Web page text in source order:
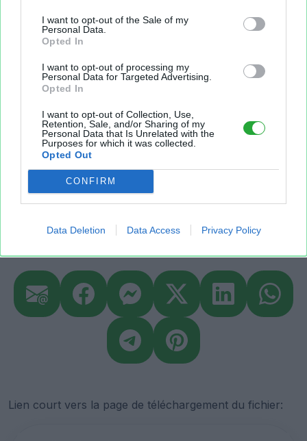
I want to opt-out of the Sale of my
Personal Data.
Opted In
I want to opt-out of processing my
Personal Data for Targeted Advertising.
Opted In
I want to opt-out of Collection, Use,
Retention, Sale, and/or Sharing of my
Personal Data that Is Unrelated with the
Purposes for which it was collected.
Opted Out
CONFIRM
Data Deletion Data Access Privacy Policy
Sur le même sujet..
financiere independance independant
calcul
riche
Partager le fichier
Lien court vers la page de téléchargement du fichier: